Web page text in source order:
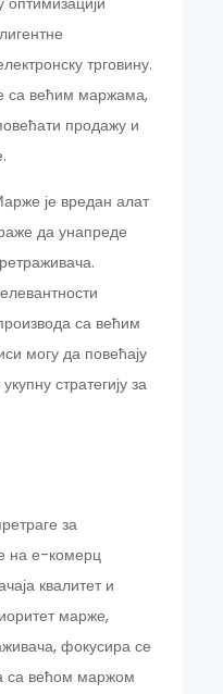
трговину.
са већим маржама,
продажу и
је вредан алат
да унапреде
са већим
могу да повећају
стратегију за
за
на е-комерц
квалитет и
марже,
фокусира се
са већом маржом